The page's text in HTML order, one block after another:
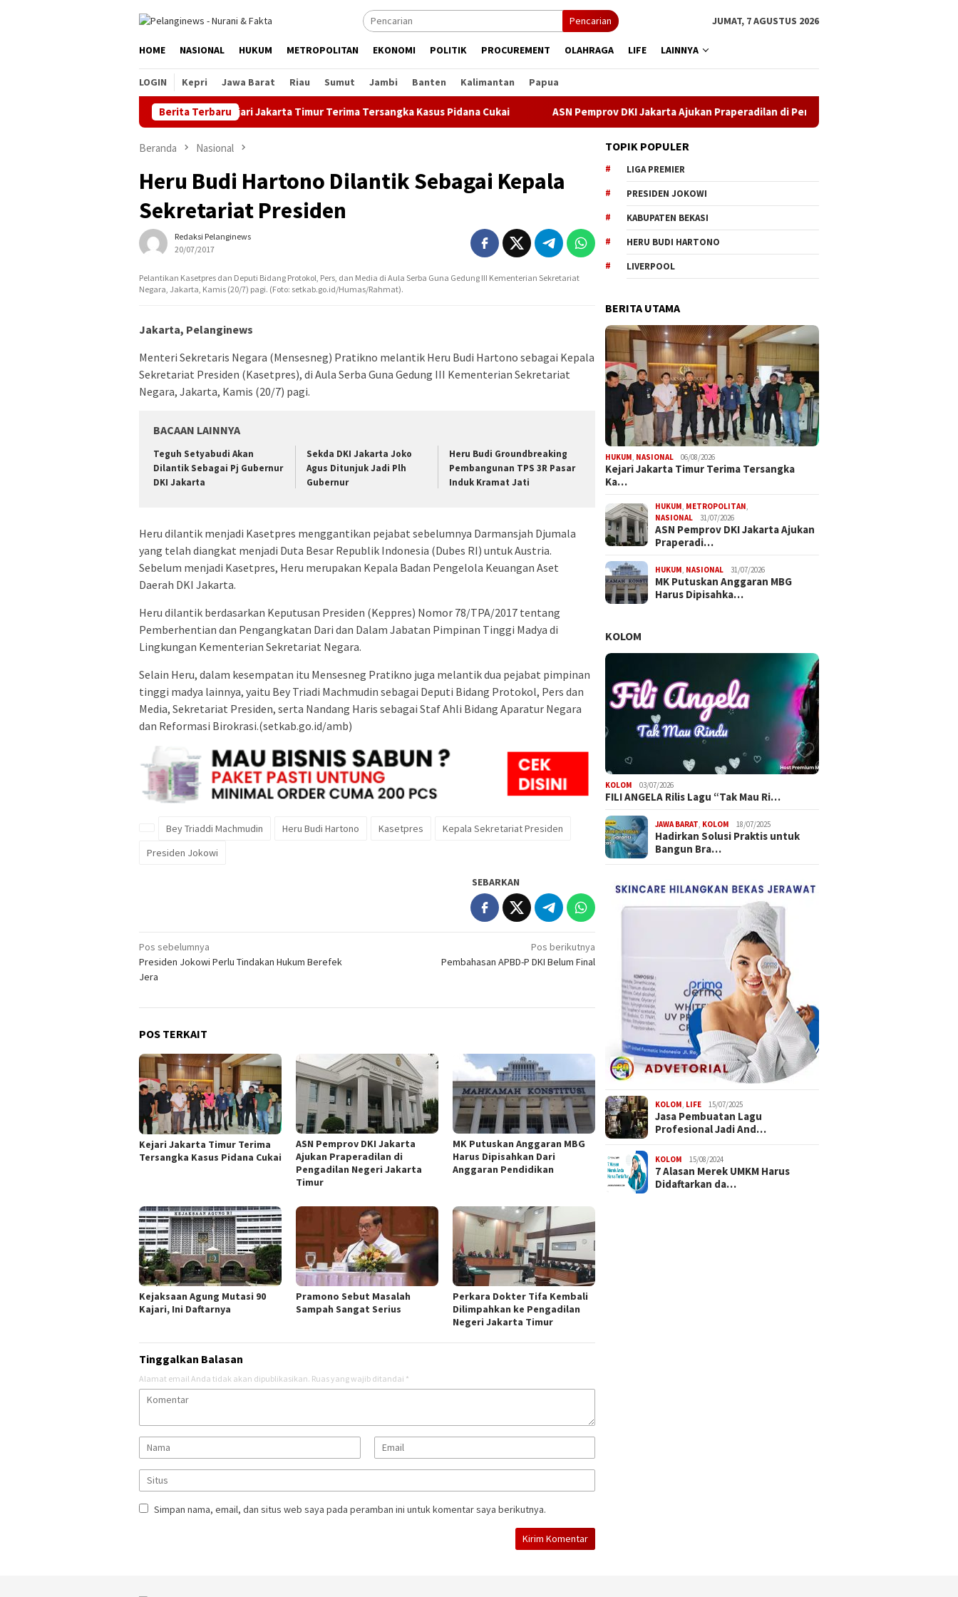
Pencarian JUMAT, 7 AGUSTUS 2026
HOME NASIONAL HUKUM METROPOLITAN EKONOMI POLITIK PROCUREMENT OLAHRAGA LIFE LAINNYA
LOGIN Kepri Jawa Barat Riau Sumut Jambi Banten Kalimantan Papua
Berita Terbaru
Kejari Jakarta Timur Terima Tersangka Kasus Pidana Cukai ASN Pemprov DKI Jakarta Ajukan Praperadilan di Pengadilan Negeri Jakarta Timur
Beranda Nasional
Heru Budi Hartono Dilantik Sebagai Kepala
Sekretariat Presiden
Redaksi Pelanginews
20/07/2017
Pelantikan Kasetpres dan Deputi Bidang Protokol, Pers, dan Media di Aula Serba Guna Gedung III Kementerian Sekretariat
Negara, Jakarta, Kamis (20/7) pagi. (Foto: setkab.go.id/Humas/Rahmat).
Jakarta, Pelanginews
Menteri Sekretaris Negara (Mensesneg) Pratikno melantik Heru Budi Hartono sebagai Kepala
Sekretariat Presiden (Kasetpres), di Aula Serba Guna Gedung III Kementerian Sekretariat
Negara, Jakarta, Kamis (20/7) pagi.
BACAAN LAINNYA
Teguh Setyabudi Akan
Dilantik Sebagai Pj Gubernur
DKI Jakarta
Sekda DKI Jakarta Joko
Agus Ditunjuk Jadi Plh
Gubernur
Heru Budi Groundbreaking
Pembangunan TPS 3R Pasar
Induk Kramat Jati
Heru dilantik menjadi Kasetpres menggantikan pejabat sebelumnya Darmansjah Djumala
yang telah diangkat menjadi Duta Besar Republik Indonesia (Dubes RI) untuk Austria.
Sebelum menjadi Kasetpres, Heru merupakan Kepala Badan Pengelola Keuangan Aset
Daerah DKI Jakarta.
Heru dilantik berdasarkan Keputusan Presiden (Keppres) Nomor 78/TPA/2017 tentang
Pemberhentian dan Pengangkatan Dari dan Dalam Jabatan Pimpinan Tinggi Madya di
Lingkungan Kementerian Sekretariat Negara.
Selain Heru, dalam kesempatan itu Mensesneg Pratikno juga melantik dua pejabat pimpinan
tinggi madya lainnya, yaitu Bey Triadi Machmudin sebagai Deputi Bidang Protokol, Pers dan
Media, Sekretariat Presiden, serta Nandang Haris sebagai Staf Ahli Bidang Aparatur Negara
dan Reformasi Birokrasi.(setkab.go.id/amb)
Bey Triaddi Machmudin Heru Budi Hartono Kasetpres
Kepala Sekretariat Presiden
Presiden Jokowi
SEBARKAN
Navigasi
pos
Pos sebelumnya
Presiden Jokowi Perlu Tindakan Hukum Berefek
Jera
Pos berikutnya
Pembahasan APBD-P DKI Belum Final
POS TERKAIT
Kejari Jakarta Timur Terima
Tersangka Kasus Pidana Cukai
ASN Pemprov DKI Jakarta
Ajukan Praperadilan di
Pengadilan Negeri Jakarta
Timur
MK Putuskan Anggaran MBG
Harus Dipisahkan Dari
Anggaran Pendidikan
Kejaksaan Agung Mutasi 90
Kajari, Ini Daftarnya
Pramono Sebut Masalah
Sampah Sangat Serius
Perkara Dokter Tifa Kembali
Dilimpahkan ke Pengadilan
Negeri Jakarta Timur
Tinggalkan Balasan
Alamat email Anda tidak akan dipublikasikan. Ruas yang wajib ditandai *
Simpan nama, email, dan situs web saya pada peramban ini untuk komentar saya berikutnya.
TOPIK POPULER
LIGA PREMIER
PRESIDEN JOKOWI
KABUPATEN BEKASI
HERU BUDI HARTONO
LIVERPOOL
BERITA UTAMA
HUKUM NASIONAL 06/08/2026
Kejari Jakarta Timur Terima Tersangka
Ka…
HUKUM METROPOLITAN
NASIONAL
31/07/2026
ASN Pemprov DKI Jakarta Ajukan
Praperadi…
HUKUM NASIONAL 31/07/2026
MK Putuskan Anggaran MBG
Harus Dipisahka…
KOLOM
KOLOM 03/07/2026
FILI ANGELA Rilis Lagu “Tak Mau Ri…
JAWA BARAT KOLOM 18/07/2025
Hadirkan Solusi Praktis untuk
Bangun Bra…
KOLOM, LIFE 15/07/2025
Jasa Pembuatan Lagu
Profesional Jadi And…
KOLOM 15/08/2024
7 Alasan Merek UMKM Harus
Didaftarkan da…